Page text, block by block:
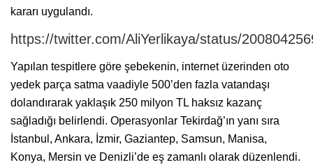
kararı uygulandı.
https://twitter.com/AliYerlikaya/status/
Yapılan tespitlere göre şebekenin, internet üzerinden oto
yedek parça satma vaadiyle 500’den fazla vatandaşı
dolandırarak yaklaşık 250 milyon TL haksız kazanç
sağladığı belirlendi. Operasyonlar Tekirdağ’ın yanı sıra
İstanbul, Ankara, İzmir, Gaziantep, Samsun, Manisa,
Konya, Mersin ve Denizli’de eş zamanlı olarak düzenlendi.